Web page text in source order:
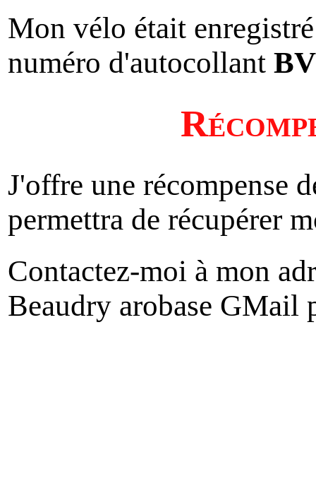
Mon vélo était
numéro d'autocollant
J'offre une récompense
permettra de récupérer
Contactez-moi à mon
Beaudry arobase GMail